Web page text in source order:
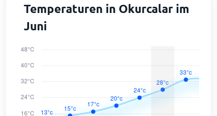
Temperaturen in Okurcalar im
Juni